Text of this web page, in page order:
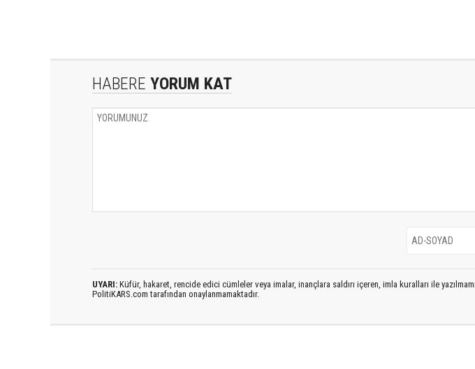
HABERE YORUM KAT
UYARI: Küfür, hakaret, rencide edici cümleler veya imalar, inançlara saldırı içeren, imla kuralları ile
PolitiKARS.com tarafından onaylanmamaktadır.